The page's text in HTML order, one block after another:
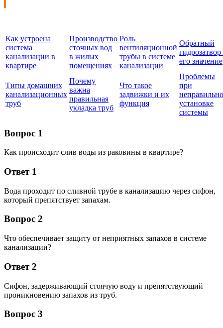
Как устроена
система
канализации в
квартире
Производство
сточных вод
в жилых
помещениях
Роль
вентиляционной
трубы в системе
канализации
Обратный
его значение
Типы домашних
канализационных
труб
Почему
важна
правильная
укладка труб
Что такое
задвижки и их
функция
Проблемы
при
установке
системы
Вопрос 1
Как происходит слив воды из раковины в квартире?
Ответ 1
Вода проходит по сливной трубе в канализацию через сифон,
который препятствует запахам.
Вопрос 2
Что обеспечивает защиту от неприятных запахов в системе
канализации?
Ответ 2
Сифон, задерживающий стоячую воду и препятствующий
проникновению запахов из труб.
Вопрос 3